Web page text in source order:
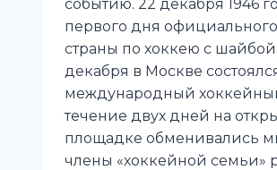
событию. 22 декабря 1946
первого дня
страны по хоккею с шайбой.
декабря в Москве
международный
течение двух дней на
площадке обменивались
члены «хоккейной семьи»